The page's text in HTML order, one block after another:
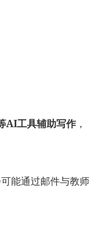
AI工具辅助写作​ ​，
可能通过邮件与教师